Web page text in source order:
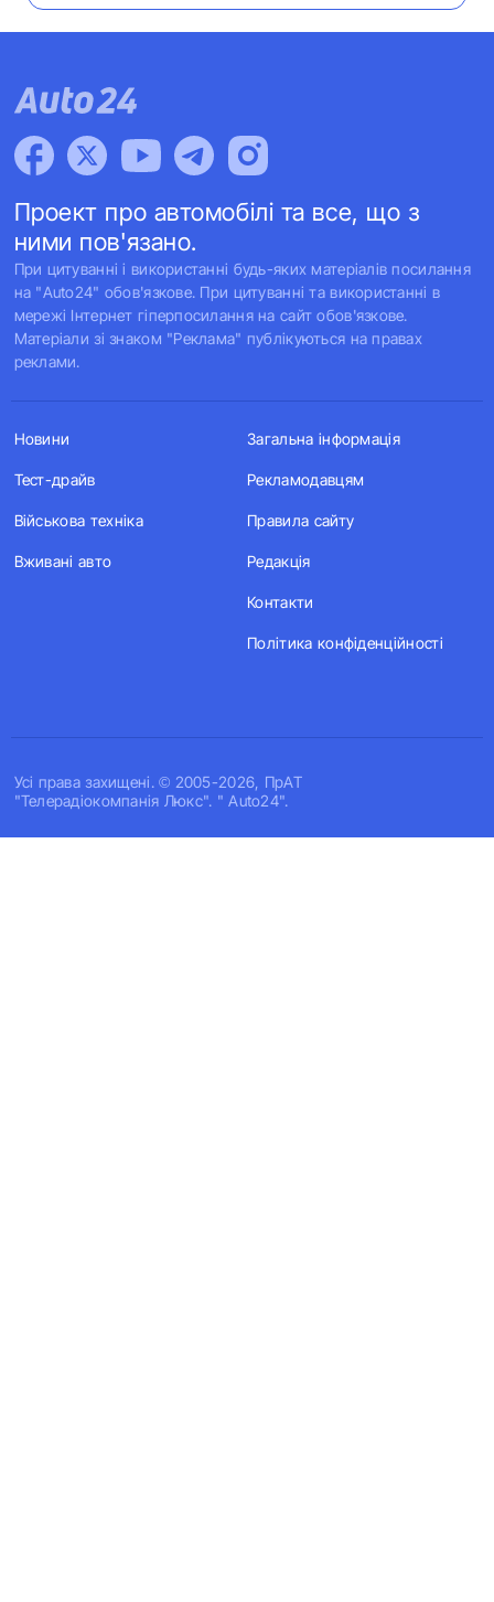
Проект про автомобілі та все, що з
ними пов'язано.
При цитуванні і використанні будь-яких матеріалів посилання
на "Auto24" обов'язкове. При цитуванні та використанні в
мережі Інтернет гіперпосилання на сайт обов'язкове.
Матеріали зі знаком "Реклама" публікуються на правах
реклами.
Усi права захищенi. © 2005-2026, ПрАТ
"Телерадіокомпанія Люкс". " Auto24".
Новини
Тест-драйв
Військова техніка
Вживані авто
Загальна інформація
Рекламодавцям
Правила сайту
Редакція
Контакти
Політика конфіденційності